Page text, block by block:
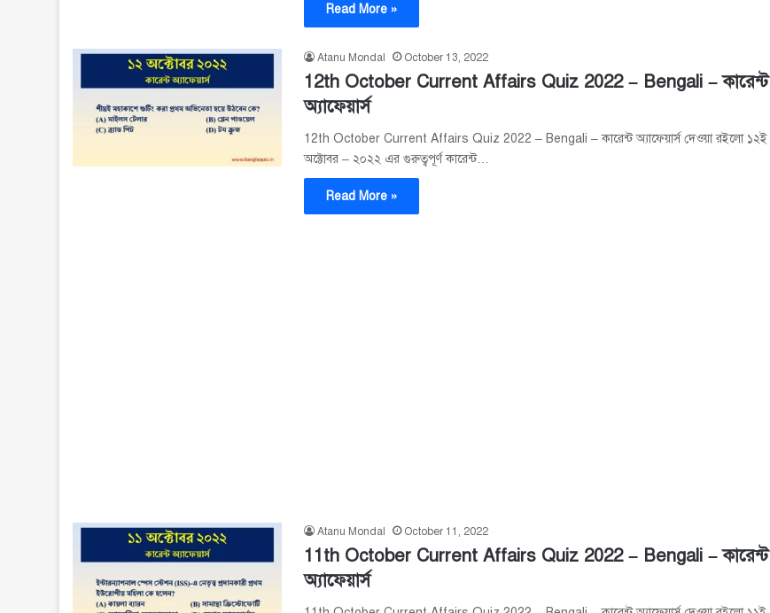
Read More »
Atanu Mondal October 13, 2022
12th October Current Affairs Quiz 2022 – Bengali – কারেন্ট
অ্যাফেয়ার্স
12th October Current Affairs Quiz 2022 – Bengali – কারেন্ট অ্যাফেয়ার্স দেওয়া রইলো ১২ই
অক্টোবর – ২০২২ এর গুরুত্বপূর্ণ কারেন্ট…
Read More »
Atanu Mondal October 11, 2022
11th October Current Affairs Quiz 2022 – Bengali – কারেন্ট
অ্যাফেয়ার্স